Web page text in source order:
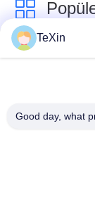
Sinyal
FPV jammer
TeXin
Good day, what